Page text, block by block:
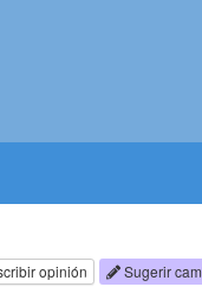
opinión Sugerir